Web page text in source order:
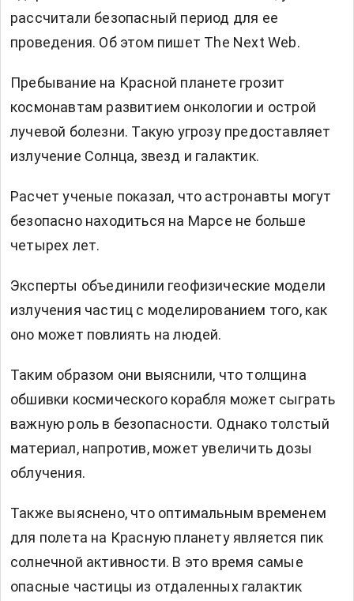
рассчитали безопасный период для ее
проведения. Об этом пишет The Next Web.
Пребывание на Красной планете грозит
космонавтам развитием онкологии и острой
лучевой болезни. Такую угрозу предоставляет
излучение Солнца, звезд и галактик.
Расчет ученые показал, что астронавты могут
безопасно находиться на Марсе не больше
четырех лет.
Эксперты объединили геофизические модели
излучения частиц с моделированием того, как
оно может повлиять на людей.
Таким образом они выяснили, что толщина
обшивки космического корабля может сыграть
важную роль в безопасности. Однако толстый
материал, напротив, может увеличить дозы
облучения.
Также выяснено, что оптимальным временем
для полета на Красную планету является пик
солнечной активности. В это время самые
опасные частицы из отдаленных галактик